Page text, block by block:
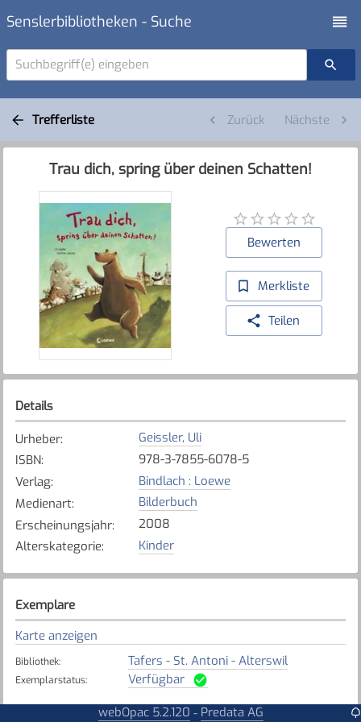
Senslerbibliotheken - Suche
Suchbegriff(e) eingeben
Trefferliste Zurück Nächste
Trau dich, spring über deinen Schatten!
Bewerten
Merkliste
Teilen
Details
Urheber:
Geissler, Uli
ISBN:
978-3-7855-6078-5
Verlag:
Bindlach : Loewe
Medienart:
Bilderbuch
Erscheinungsjahr:
2008
Alterskategorie: Kinder
Exemplare
Karte anzeigen
Bibliothek: Tafers - St. Antoni - Alterswil
Exemplarstatus: Verfügbar
webOpac 5.2.120 - Predata AG